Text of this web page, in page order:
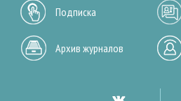
Подписка
Архив журналов